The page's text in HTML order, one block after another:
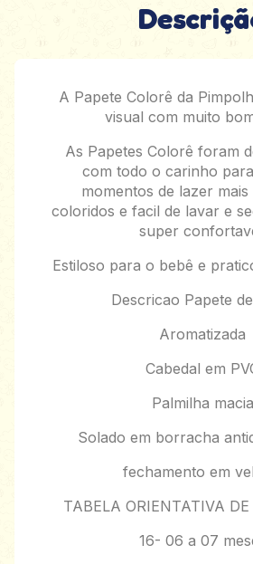
A Papete Colorê da
visual com muito
As Papetes Colorê foram
com todo o carinho
momentos de lazer mais
coloridos e facil de lavar e
super
Estiloso para o bebê e
Descricao Papete
Aromatizada
Cabedal em
Palmilha macia
Solado em borracha
fechamento em
TABELA ORIENTATIVA
16- 06 a 07